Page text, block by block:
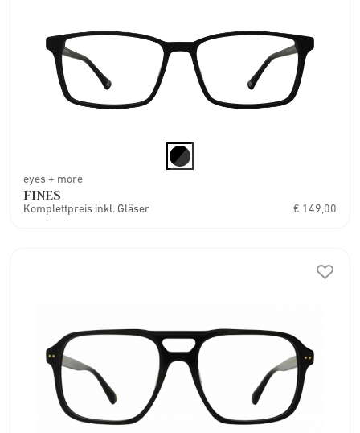
eyes + more
FINES
Komplettpreis inkl. Gläser € 149,00